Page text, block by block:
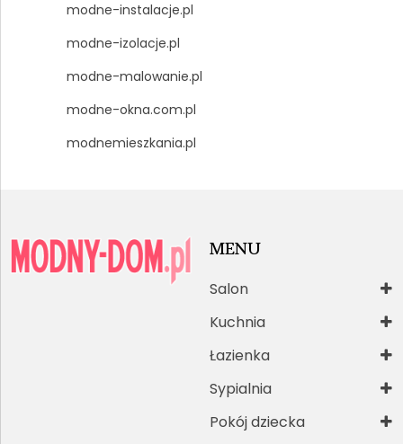
modne-instalacje.pl
modne-izolacje.pl
modne-malowanie.pl
modne-okna.com.pl
modnemieszkania.pl
MENU
Salon
Kuchnia
Łazienka
Sypialnia
Pokój dziecka